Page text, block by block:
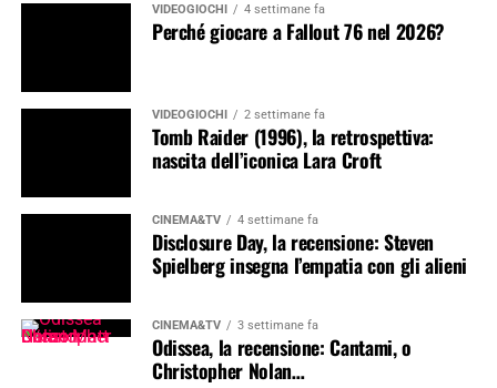
VIDEOGIOCHI 4 settimane fa
Perché giocare a Fallout 76 nel 2026?
VIDEOGIOCHI 2 settimane fa
Tomb Raider (1996), la retrospettiva:
nascita dell’iconica Lara Croft
CINEMA&TV 4 settimane fa
Disclosure Day, la recensione: Steven
Spielberg insegna l’empatia con gli alieni
CINEMA&TV 3 settimane fa
Odissea, la recensione: Cantami, o
Christopher Nolan…